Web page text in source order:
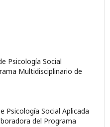
Psicología Social
Multidisciplinario de
Psicología Social Aplicada
del Programa